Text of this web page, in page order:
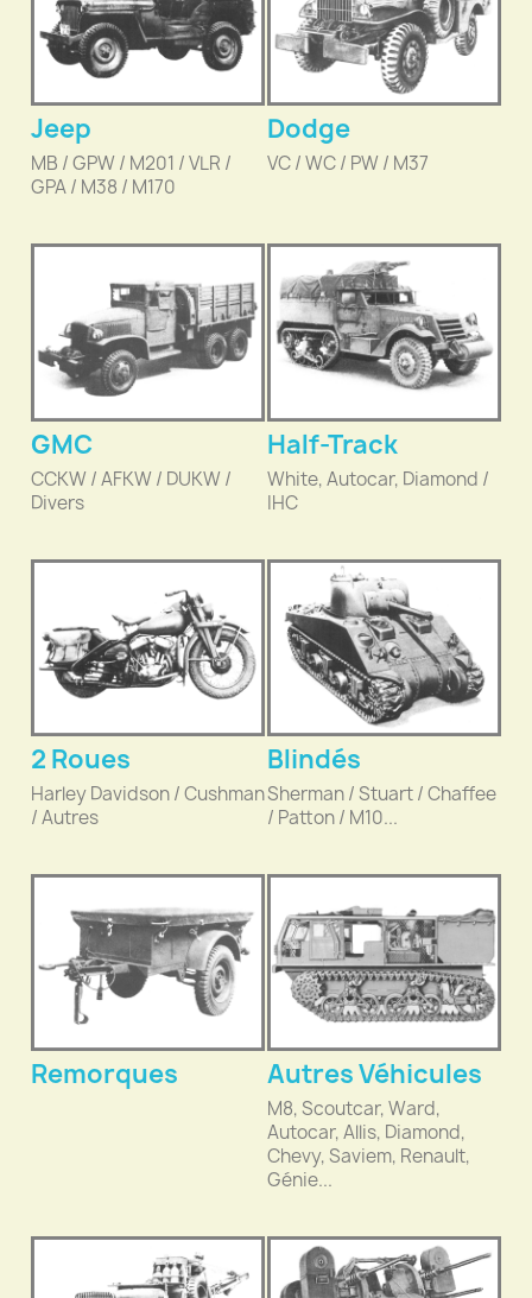
Jeep
MB / GPW / M201 / VLR /
GPA / M38 / M170
Dodge
VC / WC / PW / M37
GMC
CCKW / AFKW / DUKW /
Divers
Half-Track
White, Autocar, Diamond /
IHC
2 Roues
Harley Davidson / Cushman
/ Autres
Blindés
Sherman / Stuart / Chaffee
/ Patton / M10...
Remorques Autres Véhicules
M8, Scoutcar, Ward,
Autocar, Allis, Diamond,
Chevy, Saviem, Renault,
Génie...